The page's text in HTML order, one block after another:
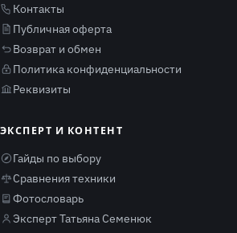
Контакты
Публичная оферта
Возврат и обмен
Политика конфиденциальности
Реквизиты
ЭКСПЕРТ И КОНТЕНТ
Гайды по выбору
Сравнения техники
Фотословарь
Эксперт Татьяна Семенюк